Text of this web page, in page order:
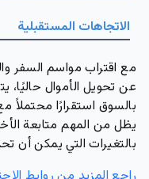
الاتجاهات المستقبلية
مع اقتراب مواسم السفر
عن تحويل الأموال حاليًا،
بالسوق استقرارًا محتملاً
يظل من المهم متابعة
بالتغيرات التي يمكن أن